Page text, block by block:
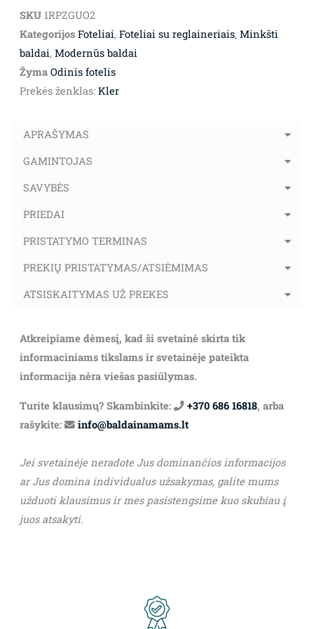
SKU 1RPZGUO2
Kategorijos Foteliai, Foteliai su reglaineriais, Minkšti
baldai, Modernūs baldai
Žyma Odinis fotelis
Prekės ženklas: Kler
APRAŠYMAS
GAMINTOJAS
SAVYBĖS
PRIEDAI
PRISTATYMO TERMINAS
PREKIŲ PRISTATYMAS/ATSIĖMIMAS
ATSISKAITYMAS UŽ PREKES
Atkreipiame dėmesį, kad ši svetainė skirta tik
informaciniams tikslams ir svetainėje pateikta
informacija nėra viešas pasiūlymas.
Turite klausimų? Skambinkite: +370 686 16818, arba
rašykite:
info@baldainamams.lt
Jei svetainėje neradote Jus dominančios informacijos
ar Jus domina individualus užsakymas, galite mums
užduoti klausimus ir mes pasistengsime kuo skubiau į
juos atsakyti.